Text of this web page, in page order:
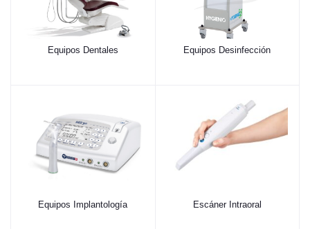
Equipos Dentales Equipos Desinfección
Equipos Implantología Escáner Intraoral